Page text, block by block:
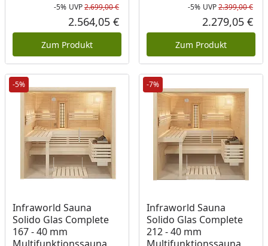
Rabatt in Prozent
-5%
Ursprünglicher Preis
UVP2.699,00 €
Aktueller Preis
2.564,05 €
Zum Produkt
-5% UVP2.399,00 €
2.279,05 €
Zum Produkt
-5%
Infraworld Sauna
Solido Glas Complete
167 - 40 mm
-7%
Infraworld Sauna
Solido Glas Complete
212 - 40 mm